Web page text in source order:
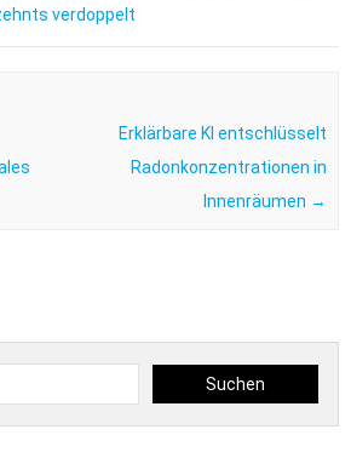
verdoppelt
Erklärbare KI entschlüsselt
Radonkonzentrationen in
Innenräumen →
Suchen